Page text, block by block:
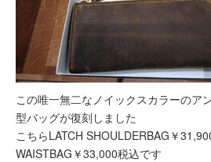
この唯一無二なノイックスカラーのア
型バッグが復刻しました
こちらLATCH SHOULDERBAG￥
WAISTBAG￥33,000税込です